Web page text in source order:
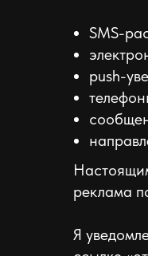
SMS-
push-
реклама
Я